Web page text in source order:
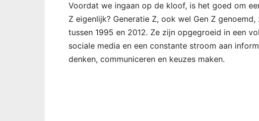
Voordat we ingaan op de kloof, is het goed om
Z eigenlijk? Generatie Z, ook wel Gen Z
tussen 1995 en 2012. Ze zijn opgegroeid in een
sociale media en een constante stroom aan
denken, communiceren en keuzes maken.